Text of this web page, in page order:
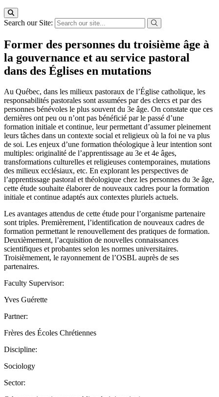
Search our Site:
Former des personnes du troisième âge à
la gouvernance et au service pastoral
dans des Églises en mutations
Au Québec, dans les milieux pastoraux de l’Église catholique, les
responsabilités pastorales sont assumées par des clercs et par des
personnes bénévoles le plus souvent du 3e âge. On constate que ces
dernières ont peu ou n’ont pas bénéficié par le passé d’une
formation initiale et continue, leur permettant d’assumer pleinement
leurs tâches dans un contexte social et religieux où la foi ne va plus
de soi. Les enjeux d’une formation théologique à leur intention sont
multiples: originalité de l’apprentissage au 3e et 4e âges,
transformations culturelles et religieuses contemporaines, mutations
des milieux ecclésiaux, etc. En explorant les perspectives de
l’apprentissage pastoral et théologique chez les personnes du 3e âge,
cette étude souhaite élaborer de nouveaux cadres pour la formation
initiale et continue adaptés aux contextes pluriels actuels.
Les avantages attendus de cette étude pour l’organisme partenaire
sont triples. Premièrement, l’identification de nouveaux cadres de
formation permettant le renouvellement des pratiques de formation.
Deuxièmement, l’acquisition de nouvelles connaissances
scientifiques et probantes selon les normes universitaires.
Troisièmement, le rayonnement de l’OSBL auprès de ses
partenaires.
Faculty Supervisor:
Yves Guérette
Partner:
Frères des Écoles Chrétiennes
Discipline:
Sociology
Sector: